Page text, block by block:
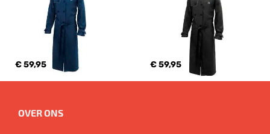
€ 59,95 € 59,95
OVER ONS